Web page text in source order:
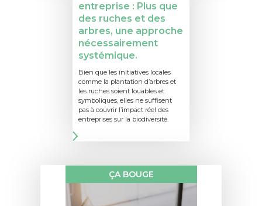
entreprise : Plus que
des ruches et des
arbres, une approche
nécessairement
systémique.
Bien que les initiatives locales
comme la plantation d’arbres et
les ruches soient louables et
symboliques, elles ne suffisent
pas à couvrir l’impact réel des
entreprises sur la biodiversité.
ÇA BOUGE